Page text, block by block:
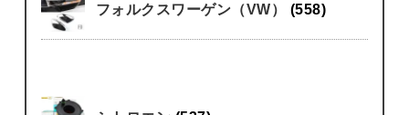
フォルクスワーゲン（VW） (558)